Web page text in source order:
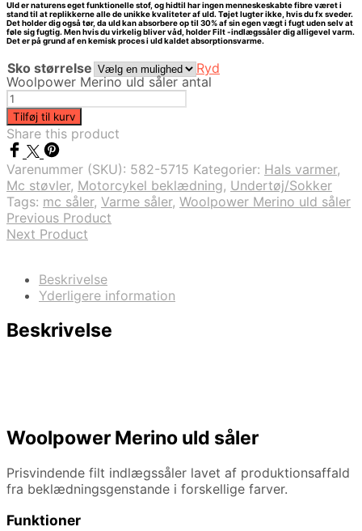
Uld er naturens eget funktionelle stof, og hidtil har ingen menneskeskabte fibre været i
stand til at replikkerne alle de unikke kvaliteter af uld. Tøjet lugter ikke, hvis du fx sveder.
Det holder dig også tør, da uld kan absorbere op til 30% af sin egen vægt i fugt uden selv at
føle sig fugtig. Men hvis du virkelig bliver våd, holder Filt -indlægssåler dig alligevel varm.
Det er på grund af en kemisk proces i uld kaldet absorptionsvarme.
Sko størrelse
Ryd
Woolpower Merino uld såler antal
Tilføj til kurv
Share this product
Varenummer (SKU): 582-5715 Kategorier: Hals varmer,
Mc støvler, Motorcykel beklædning, Undertøj/Sokker
Tags: mc såler, Varme såler, Woolpower Merino uld såler
Previous Product
Next Product
Beskrivelse
Yderligere information
Beskrivelse
Woolpower Merino uld såler
Prisvindende filt indlægssåler lavet af produktionsaffald
fra beklædningsgenstande i forskellige farver.
Funktioner